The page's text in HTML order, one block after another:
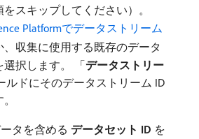
スキップしてください）。
Platformでデータストリーム
、収集に使用する既存のデータ
選択します。 「データストリー
ルドにそのデータストリーム ID
タを含める​ データセット ID ​を